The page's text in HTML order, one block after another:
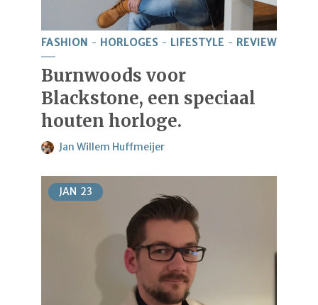
FASHION HORLOGES LIFESTYLE REVIEW
Burnwoods voor
Blackstone, een speciaal
houten horloge.
Jan Willem Huffmeijer
JAN 23